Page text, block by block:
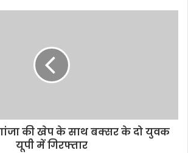
s
e
की खेप के साथ बक्सर के दो युवक
यूपी में गिरफ्तार